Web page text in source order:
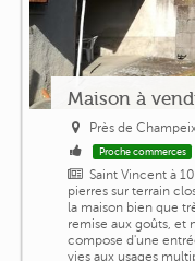
Maison à
Près de Champeix
Proche commerces
Saint Vincent à
pierres sur terrain
la maison bien que
remise aux goûts, et
compose d'une
vies aux usages